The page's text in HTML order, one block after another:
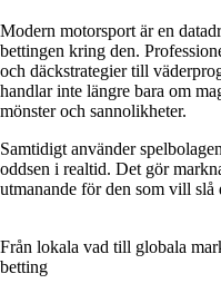
Modern motorsport är en
bettingen kring den.
och däckstrategier till
handlar inte längre bara om
mönster och sannolikheter.
Samtidigt använder
oddsen i realtid. Det gör
utmanande för den som vill slå
Från lokala vad till globala
betting